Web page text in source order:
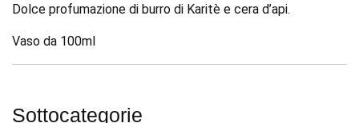
Dolce profumazione di burro di Karitè e cera d’api.
Vaso da 100ml
Sottocategorie